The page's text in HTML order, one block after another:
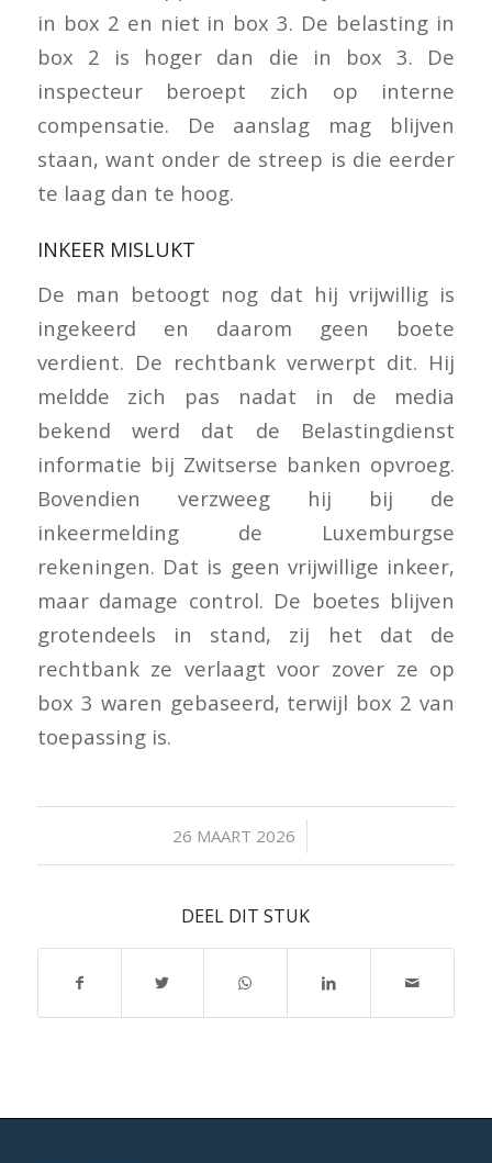
in box 2 en niet in box 3. De belasting in
box 2 is hoger dan die in box 3. De
inspecteur beroept zich op interne
compensatie. De aanslag mag blijven
staan, want onder de streep is die eerder
te laag dan te hoog.
INKEER MISLUKT
De man betoogt nog dat hij vrijwillig is
ingekeerd en daarom geen boete
verdient. De rechtbank verwerpt dit. Hij
meldde zich pas nadat in de media
bekend werd dat de Belastingdienst
informatie bij Zwitserse banken opvroeg.
Bovendien verzweeg hij bij de
inkeermelding de Luxemburgse
rekeningen. Dat is geen vrijwillige inkeer,
maar damage control. De boetes blijven
grotendeels in stand, zij het dat de
rechtbank ze verlaagt voor zover ze op
box 3 waren gebaseerd, terwijl box 2 van
toepassing is.
26 MAART 2026
/
DEEL DIT STUK